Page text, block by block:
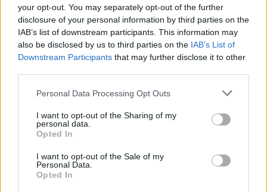
your opt-out. You may separately opt-out of the further
disclosure of your personal information by third parties on the
IAB’s list of downstream participants. This information may
also be disclosed by us to third parties on the IAB’s List of
Downstream Participants that may further disclose it to other
Please note that this website/app uses one or more Google
not limited to your visit or usage behaviour. You may click to
grant or deny consent to Google and its third-party tags to
use your data for below specified purposes in below Google
consent section.
Personal Data Processing Opt Outs
I want to opt-out of the Sharing of my
personal data.
Opted In
I want to opt-out of the Sale of my
Personal Data.
Opted In
Urządzenia
SMARTFONY
WEARABLE
TV